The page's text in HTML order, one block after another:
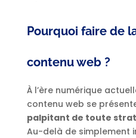
Pourquoi faire de
contenu web ?
À l’ère numérique
contenu web se
palpitant de toute
Au-delà de simplement